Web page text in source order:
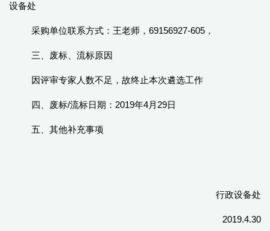
设备处
采购单位联系方式：王老师，69156927-605，
三、废标、流标原因
因评审专家人数不足，故终止本次遴选工作
四、废标/流标日期：2019年4月29日
五、其他补充事项
行政设备处
2019.4.30